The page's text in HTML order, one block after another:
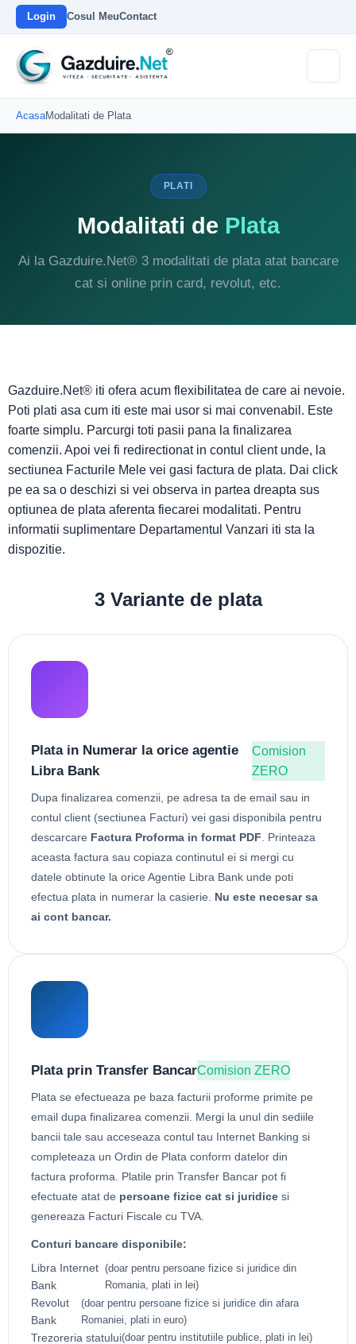
Login Cosul MeuContact
AcasaModalitati de Plata
PLATI
Modalitati de Plata
Ai la Gazduire.Net® 3 modalitati de plata atat bancare
cat si online prin card, revolut, etc.
Gazduire.Net® iti ofera acum flexibilitatea de care ai nevoie.
Poti plati asa cum iti este mai usor si mai convenabil. Este
foarte simplu. Parcurgi toti pasii pana la finalizarea
comenzii. Apoi vei fi redirectionat in contul client unde, la
sectiunea Facturile Mele vei gasi factura de plata. Dai click
pe ea sa o deschizi si vei observa in partea dreapta sus
optiunea de plata aferenta fiecarei modalitati. Pentru
informatii suplimentare Departamentul Vanzari iti sta la
dispozitie.
3 Variante de plata
Plata in Numerar la orice agentie
Libra Bank
Comision
ZERO
Dupa finalizarea comenzii, pe adresa ta de email sau in
contul client (sectiunea Facturi) vei gasi disponibila pentru
descarcare Factura Proforma in format PDF . Printeaza
aceasta factura sau copiaza continutul ei si mergi cu
datele obtinute la orice Agentie Libra Bank unde poti
efectua plata in numerar la casierie. Nu este necesar sa
ai cont bancar.
Plata prin Transfer BancarComision ZERO
Plata se efectueaza pe baza facturii proforme primite pe
email dupa finalizarea comenzii. Mergi la unul din sediile
bancii tale sau acceseaza contul tau Internet Banking si
completeaza un Ordin de Plata conform datelor din
factura proforma. Platile prin Transfer Bancar pot fi
efectuate atat de persoane fizice cat si juridice si
genereaza Facturi Fiscale cu TVA.
Conturi bancare disponibile:
Libra Internet
Bank
(doar pentru persoane fizice si juridice din
Romania, plati in lei)
Revolut
Bank
(doar pentru persoane fizice si juridice din afara
Romaniei, plati in euro)
Trezoreria statului(doar pentru institutiile publice, plati in lei)